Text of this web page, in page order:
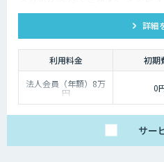
ス対応で、ブラウザから利用で
ど高度なデータ分析があなたの
詳細
利用料金 初期
法人会員（年額）8万
円 0
サー